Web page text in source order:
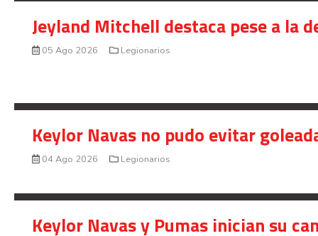
Jeyland Mitchell destaca pese a la
05 Ago 2026 Legionarios
Keylor Navas no pudo evitar
04 Ago 2026 Legionarios
Keylor Navas y Pumas inician su